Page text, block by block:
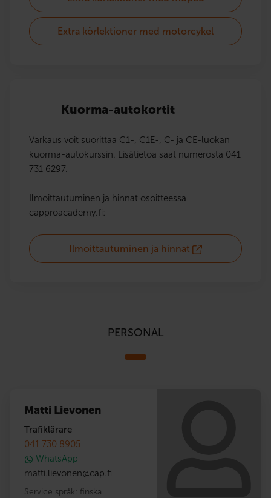
Extra körlektioner med motorcykel
Kuorma-autokortit
Varkaus voit suorittaa C1-, C1E-, C- ja CE-luokan
kuorma-autokurssin. Lisätietoa saat numerosta 041
731 6297.
Ilmoittautuminen ja hinnat osoitteessa
capproacademy.fi:
Ilmoittautuminen ja hinnat
PERSONAL
Matti Lievonen
Trafiklärare
041 730 8905
WhatsApp
matti.lievonen@cap.fi
Service språk: finska